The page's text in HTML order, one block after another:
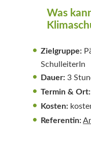
Was
Zielgruppe:
SchulleiterIn
Dauer: 3
Termin & Ort:
Kosten:
Referentin: